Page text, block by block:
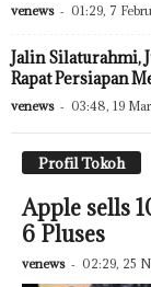
venews - 01:29, 7
Jalin Silaturahmi,
Rapat Persiapan
venews - 03:48, 19
Profil Tokoh
Apple sells
6 Pluses
venews - 02:29, 25